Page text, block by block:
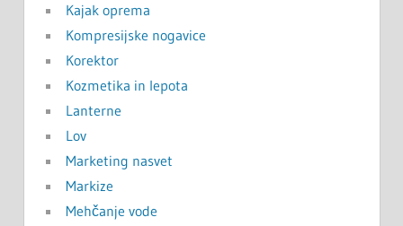
Kajak oprema
Kompresijske nogavice
Korektor
Kozmetika in lepota
Lanterne
Lov
Marketing nasvet
Markize
Mehčanje vode